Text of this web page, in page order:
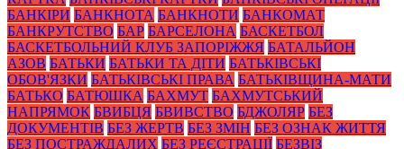
БАНКІРИ БАНКНОТА БАНКНОТИ БАНКОМАТ
БАНКРУТСТВО БАР БАРСЕЛОНА БАСКЕТБОЛ
БАСКЕТБОЛЬНИЙ КЛУБ ЗАПОРІЖЖЯ БАТАЛЬЙОН
АЗОВ БАТЬКИ БАТЬКИ ТА ДІТИ БАТЬКІВСЬКІ
ОБОВ'ЯЗКИ БАТЬКІВСЬКІ ПРАВА БАТЬКІВЩИНА-МАТИ
БАТЬКО БАТЮШКА БАХМУТ БАХМУТСЬКИЙ
НАПРЯМОК БВИБЦЯ БВИВСТВО БДЖОЛЯР БЕЗ
ДОКУМЕНТІВ БЕЗ ЖЕРТВ БЕЗ ЗМІН БЕЗ ОЗНАК ЖИТТЯ
БЕЗ ПОСТРАЖДАЛИХ БЕЗ РЕЄСТРАЦІЇ БЕЗВІЗ